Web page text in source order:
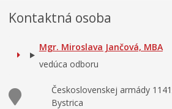
Kontaktná osoba
Mgr. Miroslava Jančová, MBA
vedúca odboru
Československej armády
Bystrica